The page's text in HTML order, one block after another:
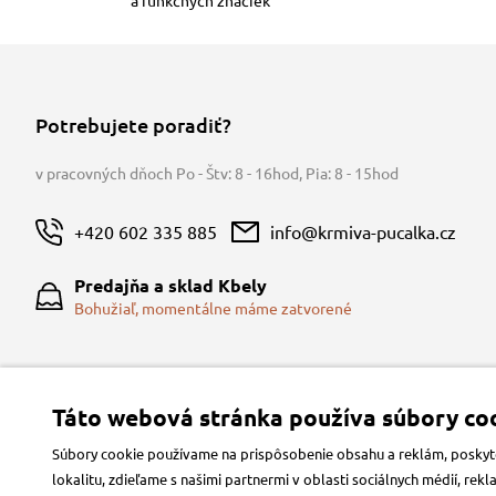
Potrebujete poradiť?
v pracovných dňoch Po - Štv: 8 - 16hod, Pia: 8 - 15hod
+420 602 335 885 info@krmiva-pucalka.cz
Predajňa a sklad Kbely
Bohužiaľ, momentálne máme zatvorené
Táto webová stránka používa súbory
Súbory cookie používame na prispôsobenie obsahu a reklám,
lokalitu, zdieľame s našimi partnermi v oblasti sociálnych médií,